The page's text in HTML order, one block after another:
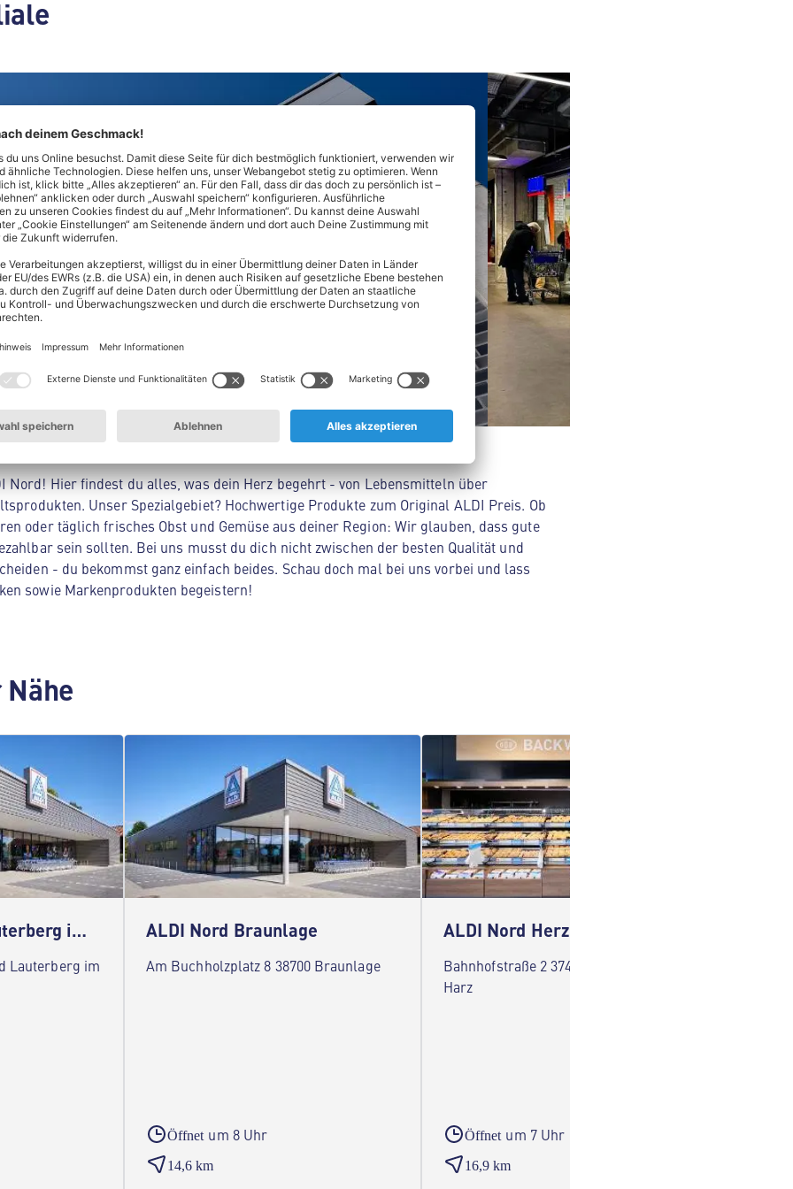
Nord! Hier findest du alles, was dein Herz begehrt - von Lebensmitteln über
Unser Spezialgebiet? Hochwertige Produkte zum Original ALDI Preis. Ob
oder täglich frisches Obst und Gemüse aus deiner Region: Wir glauben, dass gute
sein sollten. Bei uns musst du dich nicht zwischen der besten Qualität und
- du bekommst ganz einfach beides. Schau doch mal bei uns vorbei und lass
sowie Markenprodukten begeistern!
ALDI Nord Bad Lauterberg im Harz
Lauterberg im
ALDI Nord Braunlage
Am Buchholzplatz 8 38700 Braunlage
Öffnet um 8 Uhr
14,6 km
ALDI Nord Herzberg am Harz
Bahnhofstraße 2 37412 Herzberg am
Harz
Öffnet um 7 Uhr
16,9 km